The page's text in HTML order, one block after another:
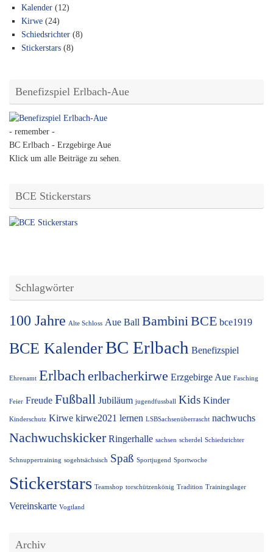
Kalender (12)
Kirwe (24)
Schiedsrichter (8)
Stickerstars (8)
Benefizspiel Erlbach-Aue
- remember -
BC Erlbach - Erzgebirge Aue
Klick um alle Beiträge zu sehen.
BCE Stickerstars
Schlagwörter
100 Jahre Alte Schloss Aue Ball BambiniBCE bce1919
BCE KalenderBC Erlbach Benefizspiel
Ehrenamt Erlbach erlbacherkirwe Erzgebirge Aue Fasching
Feier Freude Fußball Jubiläum jugendfussball Kids Kinder
Kinderschutz Kirwe kirwe2021 lernen LSBSachsenüberrascht nachwuchs
Nachwuchskicker Ringerhalle sachsen scherdel Schiedsrichter
Schnuppertraining sogehtsächsisch Spaß Sportjugend Sportwoche
Stickerstars Teamshop torschützenkönig Tradition Trainingslager
Vereinskarte Vogtland
Archiv